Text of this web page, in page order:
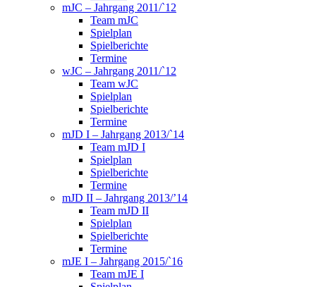
mJC – Jahrgang 2011/`12
Team mJC
Spielplan
Spielberichte
Termine
wJC – Jahrgang 2011/`12
Team wJC
Spielplan
Spielberichte
Termine
mJD I – Jahrgang 2013/`14
Team mJD I
Spielplan
Spielberichte
Termine
mJD II – Jahrgang 2013/’14
Team mJD II
Spielplan
Spielberichte
Termine
mJE I – Jahrgang 2015/`16
Team mJE I